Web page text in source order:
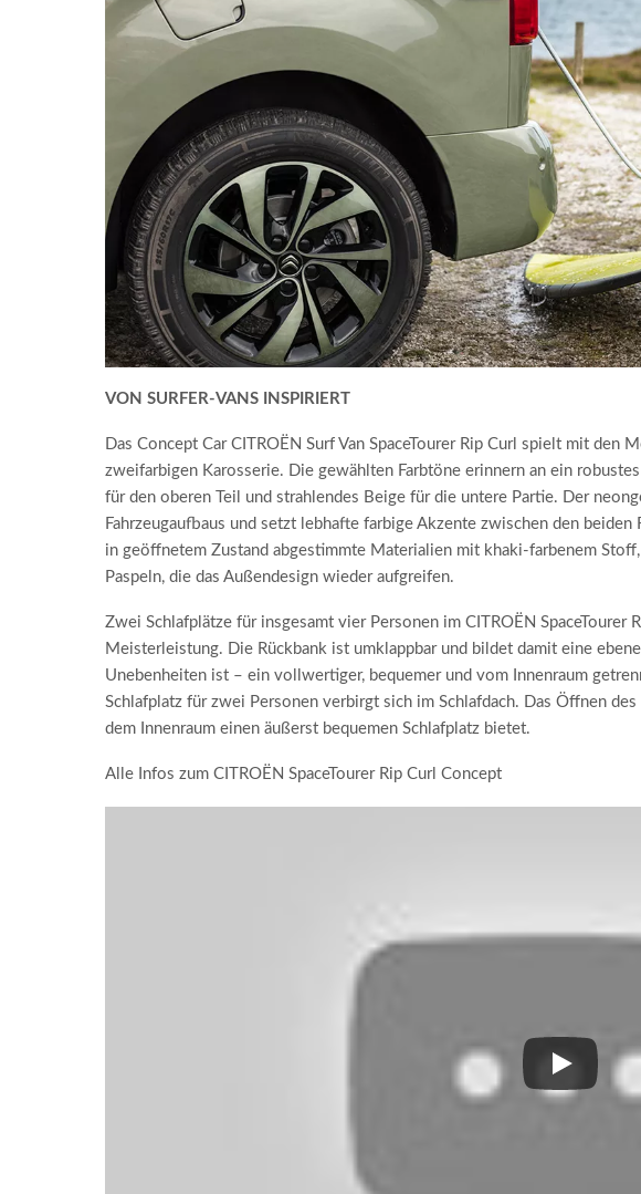
VON SURFER-VANS INSPIRIERT
Das Concept Car CITROËN Surf Van SpaceTourer Rip Curl spielt mit den
zweifarbigen Karosserie. Die gewählten Farbtöne erinnern an ein
für den oberen Teil und strahlendes Beige für die untere Partie. Der
Fahrzeugaufbaus und setzt lebhafte farbige Akzente zwischen den
in geöffnetem Zustand abgestimmte Materialien mit khaki-farbenem
Paspeln, die das Außendesign wieder aufgreifen.
Zwei Schlafplätze für insgesamt vier Personen im CITROËN SpaceTourer
Meisterleistung. Die Rückbank ist umklappbar und bildet damit eine
Unebenheiten ist – ein vollwertiger, bequemer und vom Innenraum
Schlafplatz für zwei Personen verbirgt sich im Schlafdach. Das Öffnen
dem Innenraum einen äußerst bequemen Schlafplatz bietet.
Alle Infos zum CITROËN SpaceTourer Rip Curl Concept